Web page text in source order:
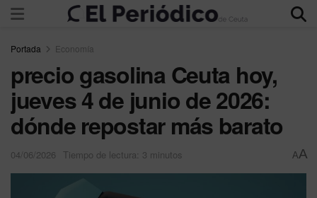
Portada Economía
precio gasolina Ceuta hoy,
jueves 4 de junio de 2026:
dónde repostar más barato
04/06/2026 Tiempo de lectura: 3 minutos AA